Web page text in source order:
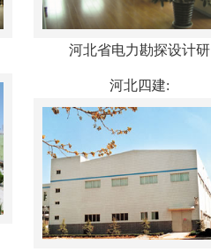
河北省电力勘探设计研
河北四建: